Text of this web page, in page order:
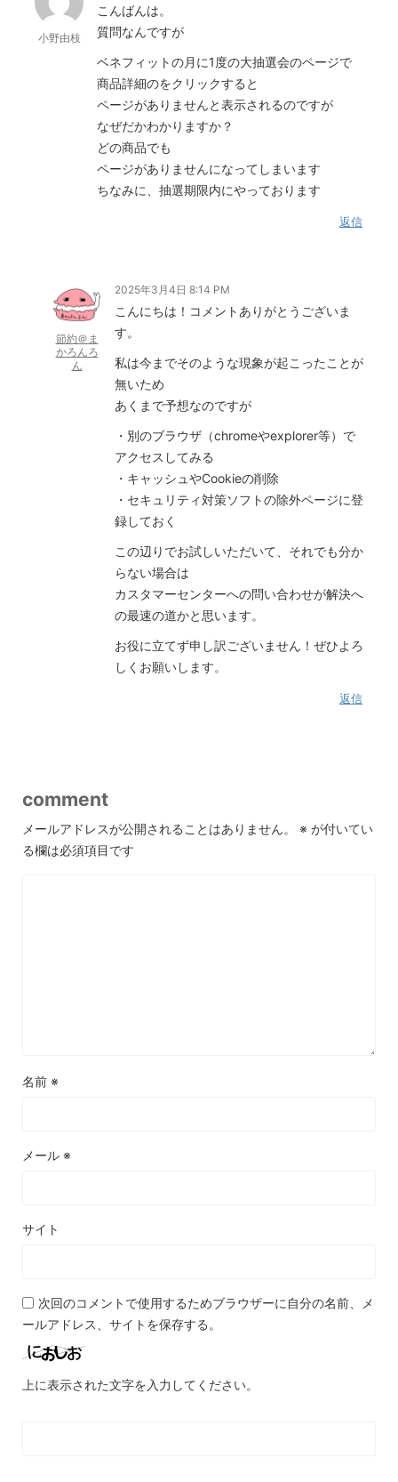
小野由枝
こんばんは。
質問なんですが
ベネフィットの月に1度の大抽選会のページで
商品詳細のをクリックすると
ページがありませんと表示されるのですが
なぜだかわかりますか？
どの商品でも
ページがありませんになってしまいます
ちなみに、抽選期限内にやっております
返信
節約＠ま
かろんろ
ん
2025年3月4日 8:14 PM
こんにちは！コメントありがとうございま
す。
私は今までそのような現象が起こったことが
無いため
あくまで予想なのですが
・別のブラウザ（chromeやexplorer等）で
アクセスしてみる
・キャッシュやCookieの削除
・セキュリティ対策ソフトの除外ページに登
録しておく
この辺りでお試しいただいて、それでも分か
らない場合は
カスタマーセンターへの問い合わせが解決へ
の最速の道かと思います。
お役に立てず申し訳ございません！ぜひよろ
しくお願いします。
返信
comment
メールアドレスが公開されることはありません。 ※ が付いてい
る欄は必須項目です
名前 ※
メール ※
サイト
次回のコメントで使用するためブラウザーに自分の名前、メ
ールアドレス、サイトを保存する。
上に表示された文字を入力してください。